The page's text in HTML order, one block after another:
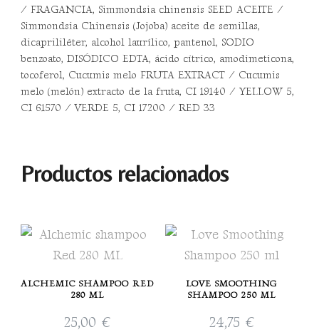
/ FRAGANCIA, Simmondsia chinensis SEED ACEITE /
Simmondsia Chinensis (Jojoba) aceite de semillas,
dicaprililéter, alcohol laurílico, pantenol, SODIO
benzoato, DISÓDICO EDTA, ácido cítrico, amodimeticona,
tocoferol, Cucumis melo FRUTA EXTRACT / Cucumis
melo (melón) extracto de la fruta, CI 19140 / YELLOW 5,
CI 61570 / VERDE 5, CI 17200 / RED 33
Productos relacionados
ALCHEMIC SHAMPOO RED
280 ML
25,00 €
LOVE SMOOTHING
SHAMPOO 250 ML
24,75 €